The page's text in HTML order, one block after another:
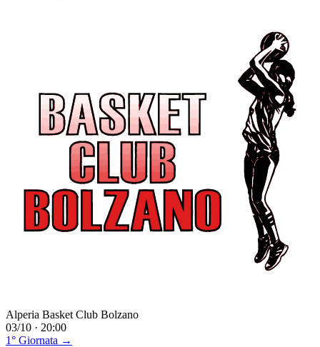
Alperia Basket Club Bolzano
03/10 · 20:00
1° Giornata →